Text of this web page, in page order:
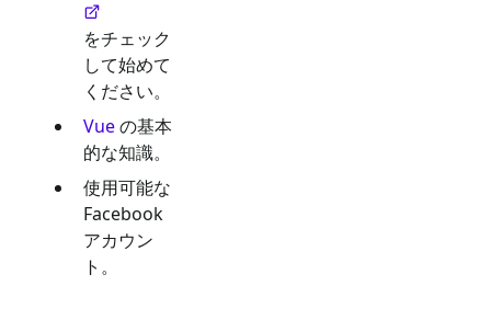
をチェック
して始めて
ください。
Vueの基本
的な知識。
使用可能な
Facebook
アカウン
ト。